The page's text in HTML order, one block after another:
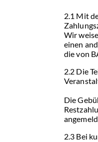
2.1 Mit
Wir
einen
die von
2.2 Die
Die
2.3 Bei